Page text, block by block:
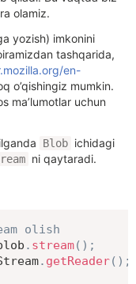
olamiz.
yozish) imkonini
tashqarida,
en-
o’qishingiz mumkin.
ma’lumotlar uchun
Blob ichidagi
ni qaytaradi.
olish
. stream( ) ;
. getReader( ) ;